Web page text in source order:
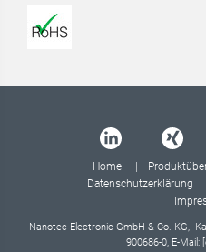
Home
Datenschutzerklärung
Nanotec Electronic GmbH & Co. KG,
900686-0, E-Mail: